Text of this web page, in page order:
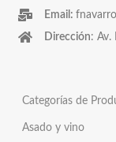
Email:
Dirección: Av.
Categorías de
Asado y vino